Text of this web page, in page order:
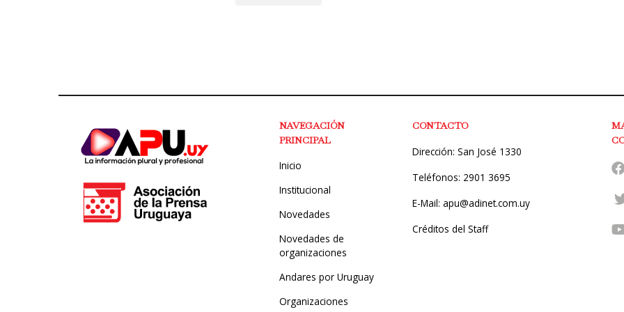
NAVEGACIÓN
PRINCIPAL
Inicio
Institucional
Novedades
Novedades de
organizaciones
Andares por Uruguay
Organizaciones
CONTACTO
Dirección: San José 1330
Teléfonos: 2901 3695
E-Mail: apu@adinet.com.uy
Créditos del Staff